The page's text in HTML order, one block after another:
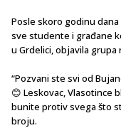
Posle skoro godinu
sve studente i građane
u Grdelici, objavila grupa
“Pozvani ste svi od
😊 Leskovac, Vlasotince
bunite protiv svega što
broju.